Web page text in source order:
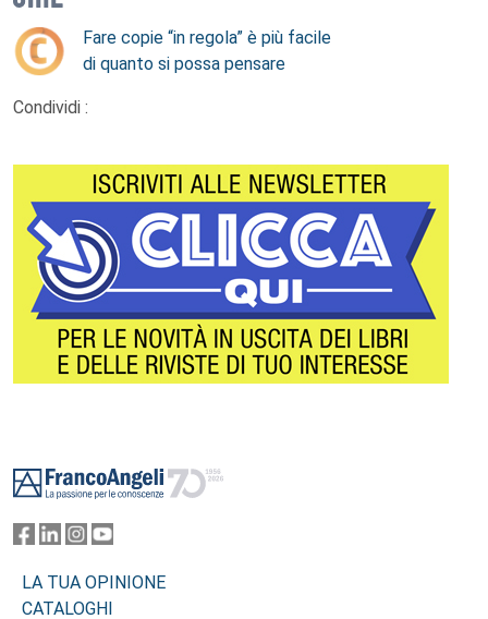
Fare copie “in regola” è più facile
di quanto si possa pensare
Condividi :
LA TUA OPINIONE
CATALOGHI